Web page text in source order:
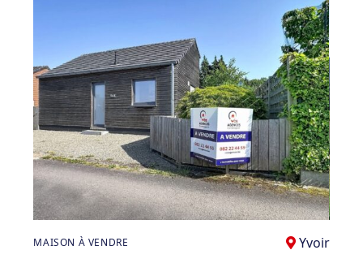
MAISON À VENDRE Yvoir